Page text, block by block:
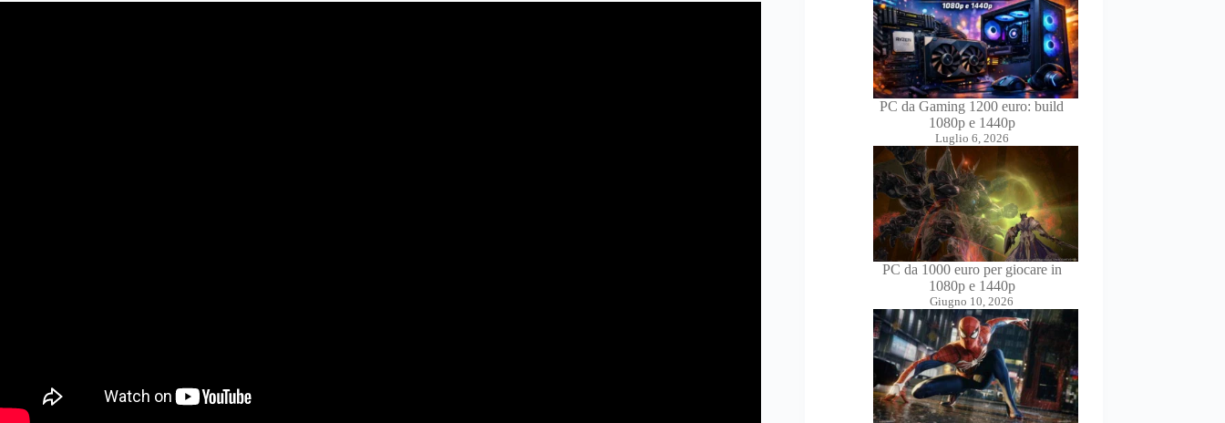
PC da Gaming 1200 euro: build
1080p e 1440p
Luglio 6, 2026
PC da 1000 euro per giocare in
1080p e 1440p
Giugno 10, 2026